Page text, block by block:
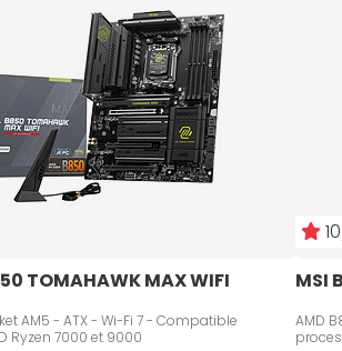
MSI taillées pour les configs
par ceux qui ne laissent rien au
TOMAHAWK MAX WIFI
AM5 - ATX - Wi-Fi 7 - Compatible
Ryzen 7000 et 9000
MSI
AMD